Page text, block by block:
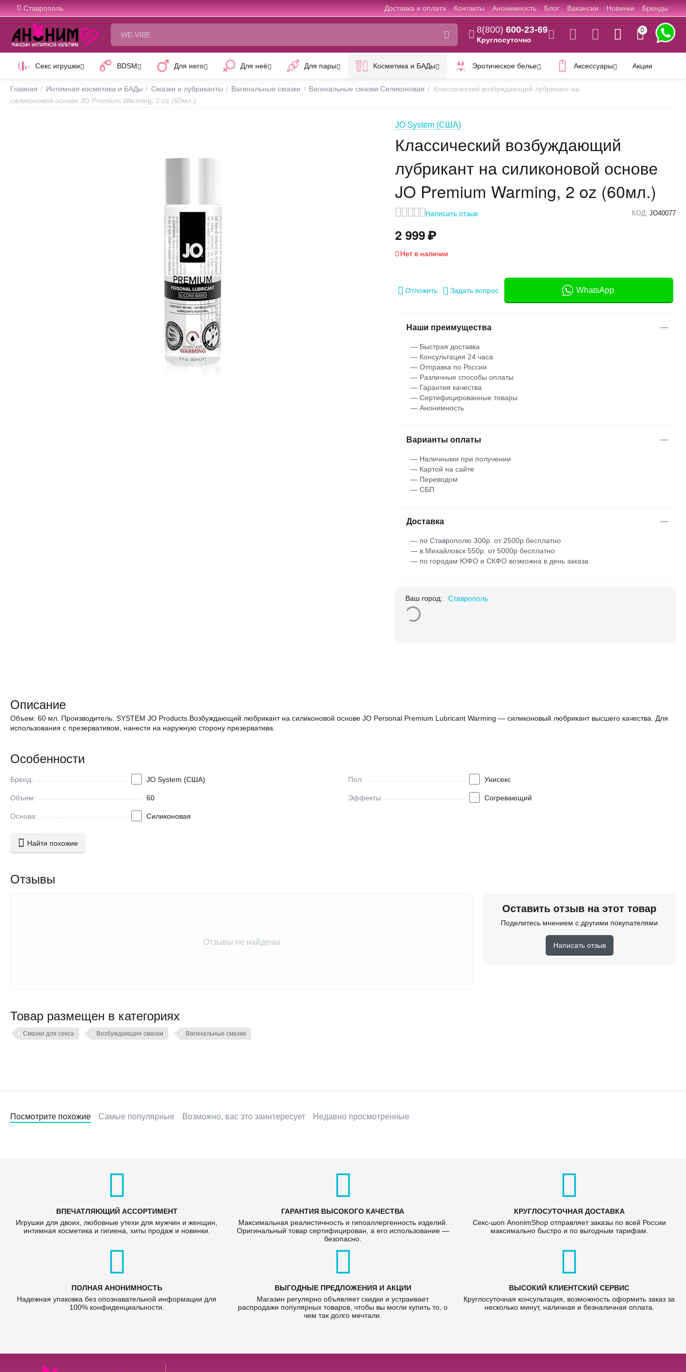
Ставрополь Доставка и оплата Контакты Анонимность Блог Вакансии Новинки Бренды
8(800) 600-23-69
Круглосуточно
0
Секс игрушки BDSM Для него Для неё Для пары Косметика и БАДы Эротическое белье Аксессуары Акции
Главная / Интимная косметика и БАДы / Смазки и лубриканты / Вагинальные смазки / Вагинальные смазки Силиконовая / Классический возбуждающий лубрикант на
силиконовой основе JO Premium Warming, 2 oz (60мл.)
JO System (США)
Классический возбуждающий
лубрикант на силиконовой основе
JO Premium Warming, 2 oz (60мл.)
Написать отзыв КОД: JO40077
2 999₽
Нет в наличии
Отложить Задать вопрос WhatsApp
Наши преимущества
— Быстрая доставка
— Консультация 24 часа
— Отправка по России
— Различные способы оплаты
— Гарантия качества
— Сертифицированные товары
— Анонимность
Варианты оплаты
— Наличными при получении
— Картой на сайте
— Переводом
— СБП
Доставка
— по Ставрополю 300р. от 2500р бесплатно
— в Михайловск 550р. от 5000р бесплатно
— по городам ЮФО и СКФО возможна в день заказа
Ваш город: Ставрополь
Описание
Объем: 60 мл. Производитель: SYSTEM JO Products.Возбуждающий любрикант на силиконовой основе JO Personal Premium Lubricant Warming — силиконовый любрикант высшего качества. Для
использования с презервативом, нанести на наружную сторону презерватива.
Особенности
Бренд: JO System (США)
Объем: 60
Основа: Силиконовая
Пол: Унисекс
Эффекты: Согревающий
Найти похожие
Отзывы
Отзывы не найдены
Оставить отзыв на этот товар
Поделитесь мнением с другими покупателями
Написать отзыв
Товар размещен в категориях
Смазки для секса Возбуждающие смазки Вагинальные смазки
Посмотрите похожие Самые популярные Возможно, вас это заинтересует Недавно просмотренные
ВПЕЧАТЛЯЮЩИЙ АССОРТИМЕНТ
Игрушки для двоих, любовные утехи для мужчин и женщин,
интимная косметика и гигиена, хиты продаж и новинки.
ГАРАНТИЯ ВЫСОКОГО КАЧЕСТВА
Максимальная реалистичность и гипоаллергенность изделий.
Оригинальный товар сертифицирован, а его использование —
безопасно.
КРУГЛОСУТОЧНАЯ ДОСТАВКА
Секс-шоп AnonimShop отправляет заказы по всей России
максимально быстро и по выгодным тарифам.
ПОЛНАЯ АНОНИМНОСТЬ
Надежная упаковка без опознавательной информации для
100% конфиденциальности.
ВЫГОДНЫЕ ПРЕДЛОЖЕНИЯ И АКЦИИ
Магазин регулярно объявляет скидки и устраивает
распродажи популярных товаров, чтобы вы могли купить то, о
чем так долго мечтали.
ВЫСОКИЙ КЛИЕНТСКИЙ СЕРВИС
Круглосуточная консультация, возможность оформить заказ за
несколько минут, наличная и безналичная оплата.